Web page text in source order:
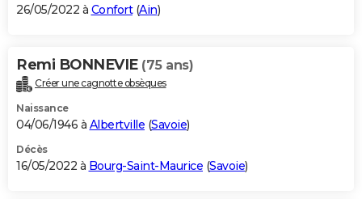
26/05/2022 à Confort(Ain)
Remi BONNEVIE (75 ans)
Créer une cagnotte obsèques
Naissance
04/06/1946 à Albertville (Savoie)
Décès
16/05/2022 à Bourg-Saint-Maurice (Savoie)